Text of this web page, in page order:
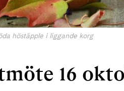
höstäpple i liggande korg
16